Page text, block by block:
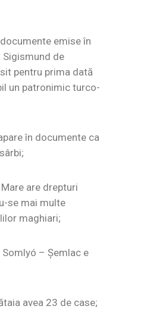
emise în
de
pentru prima dată
un patronimic turco-
în documente ca
are drepturi
se mai multe
maghiari;
– Şemlac e
avea 23 de case;